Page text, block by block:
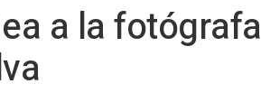
a la fotógrafa